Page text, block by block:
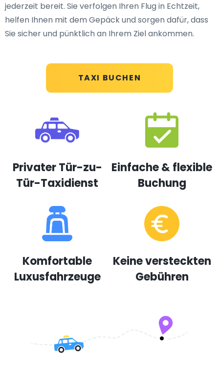
TAXI BUCHEN
jederzeit bereit. Sie verfolgen Ihren Flug in Echtzeit,
helfen Ihnen mit dem Gepäck und sorgen dafür, dass
Sie sicher und pünktlich an Ihrem Ziel ankommen.
Privater Tür-zu-
Tür-Taxidienst
Einfache & flexible
Buchung
Komfortable
Luxusfahrzeuge
Keine versteckten
Gebühren